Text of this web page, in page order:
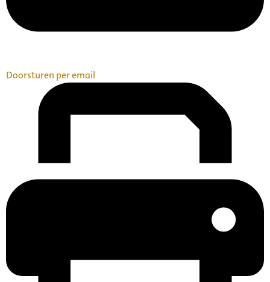
Doorsturen per email